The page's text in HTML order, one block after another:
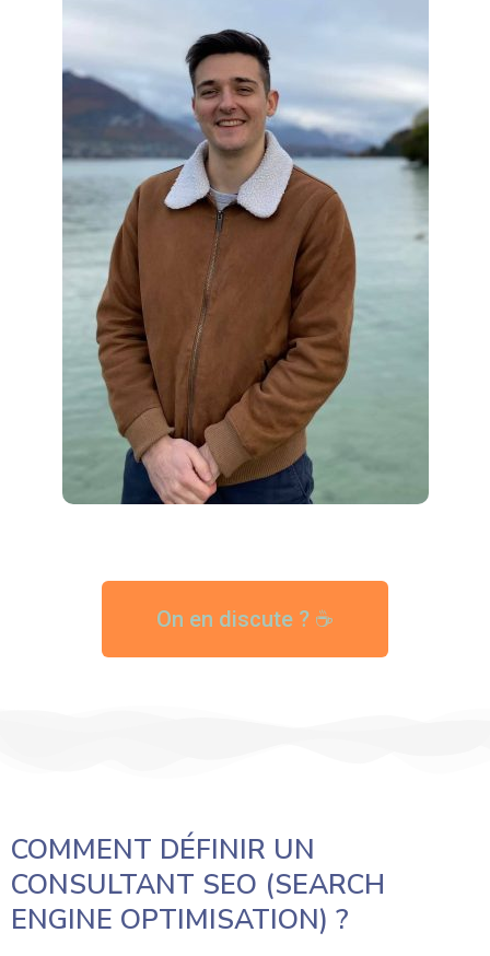
On en discute ? ☕
COMMENT DÉFINIR UN
CONSULTANT SEO (SEARCH
ENGINE OPTIMISATION) ?